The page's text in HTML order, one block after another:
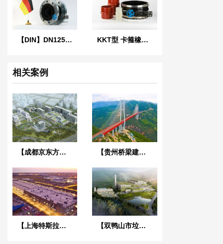
【DIN】DN125单球德标橡胶膨胀节 KKT型 卡箍橡胶接头
相关案例
【成都京东方医院项目】双球橡胶接头合同 【贵州桥梁建设集团1029工程项目】橡胶接头合同
【上海特斯拉超级工厂】金属软管合同 【双鸭山市垃圾焚烧发电项目】ZTY-50吊式减振器合同